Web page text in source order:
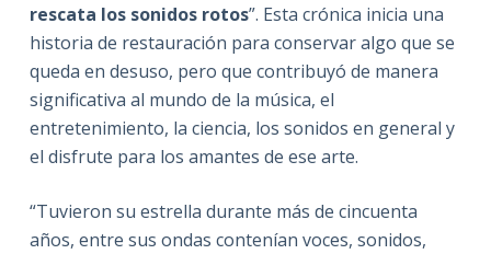
rescata los sonidos rotos”. Esta crónica inicia una
historia de restauración para conservar algo que se
queda en desuso, pero que contribuyó de manera
significativa al mundo de la música, el
entretenimiento, la ciencia, los sonidos en general y
el disfrute para los amantes de ese arte.
“Tuvieron su estrella durante más de cincuenta
años, entre sus ondas contenían voces, sonidos,